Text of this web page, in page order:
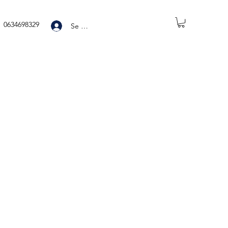
0634698329 Se connecter